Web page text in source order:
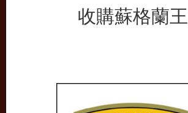
收購蘇格蘭王